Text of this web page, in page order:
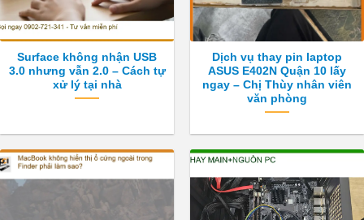
Surface không nhận USB
3.0 nhưng vẫn 2.0 – Cách tự
xử lý tại nhà
Dịch vụ thay pin laptop
ASUS E402N Quận 10 lấy
ngay – Chị Thùy nhân viên
văn phòng